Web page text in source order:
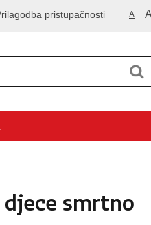
A A
pristupačnosti
smrtno